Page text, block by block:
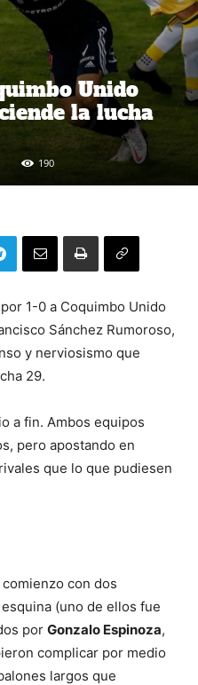
Unido
la lucha
190
1-0 a Coquimbo Unido
Sánchez Rumoroso,
y nerviosismo que
29.
a fin. Ambos equipos
pero apostando en
que lo que pudiesen
con dos
(uno de ellos fue
por Gonzalo Espinoza,
complicar por medio
largos que